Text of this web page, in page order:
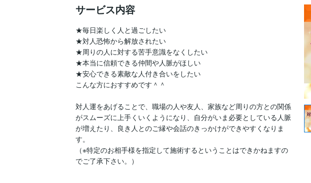
サービス内容
★毎日楽しく人と過ごしたい
★対人恐怖から解放されたい
★周りの人に対する苦手意識をなくしたい
★本当に信頼できる仲間や人脈がほしい
★安心できる素敵な人付き合いをしたい
こんな方におすすめです＾＾
対人運をあげることで、職場の人や友人、家族など周りの方との関係
がスムーズに上手くいくようになり、自分がいま必要としている人脈
が増えたり、良き人とのご縁や会話のきっかけができやすくなりま
す。
（※特定のお相手様を指定して施術するということはできかねますの
でご了承下さい。）